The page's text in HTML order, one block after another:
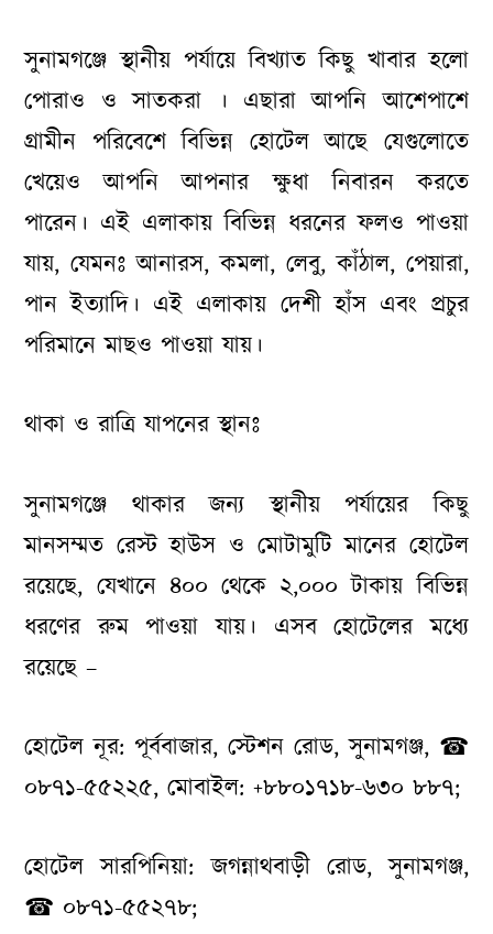
সুনামগঞ্জে স্থানীয় পর্যায়ে বিখ্যাত কিছু খাবার হলো
পোরাও ও সাতকরা । এছারা আপনি আশেপাশে
গ্রামীন পরিবেশে বিভিন্ন হোটেল আছে যেগুলোতে
খেয়েও আপনি আপনার ক্ষুধা নিবারন করতে
পারেন। এই এলাকায় বিভিন্ন ধরনের ফলও পাওয়া
যায়, যেমনঃ আনারস, কমলা, লেবু, কাঁঠাল, পেয়ারা,
পান ইত্যাদি। এই এলাকায় দেশী হাঁস এবং প্রচুর
পরিমানে মাছও পাওয়া যায়।
থাকা ও রাত্রি যাপনের স্থানঃ
সুনামগঞ্জে থাকার জন্য স্থানীয় পর্যায়ের কিছু
মানসম্মত রেস্ট হাউস ও মোটামুটি মানের হোটেল
রয়েছে, যেখানে ৪০০ থেকে ২,০০০ টাকায় বিভিন্ন
ধরণের রুম পাওয়া যায়। এসব হোটেলের মধ্যে
রয়েছে –
হোটেল নূর: পূর্ববাজার, স্টেশন রোড, সুনামগঞ্জ, ☎
০৮৭১-৫৫২২৫, মোবাইল: +৮৮০১৭১৮-৬৩০ ৮৮৭;
হোটেল সারপিনিয়া: জগন্নাথবাড়ী রোড, সুনামগঞ্জ,
☎ ০৮৭১-৫৫২৭৮;